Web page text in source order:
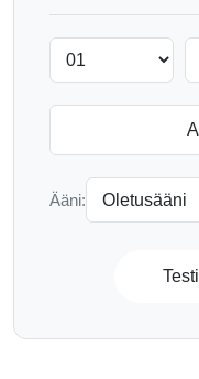
Ääni:
Testi